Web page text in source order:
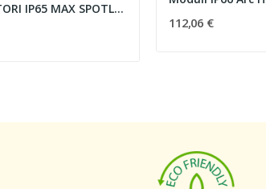
PROIETTORI IP65 MAX SPOTLIGHT LED 6.5W 4000K...
112,06 €